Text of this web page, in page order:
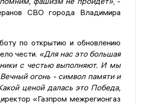
СВО города Владимира
по открытию и обновлению
чести. «Для нас это большая
с честью выполняют. И мы
огонь - символ памяти и
ценой далась это Победа,
«Газпром межрегионгаз